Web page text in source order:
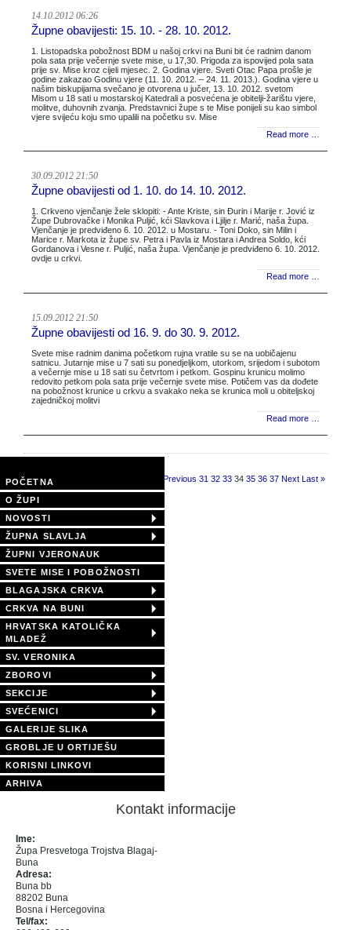
14.10.2012 06:26
Župne obavijesti: 15. 10. - 28. 10. 2012.
1. Listopadska pobožnost BDM u našoj crkvi na Buni bit će radnim danom
pola sata prije večernje svete mise, u 17,30. Prigoda za ispovijed pola sata
prije sv. Mise kroz cijeli mjesec. 2. Godina vjere. Sveti Otac Papa prošle je
godine zakazao Godinu vjere (11. 10. 2012. – 24. 11. 2013.). Godina vjere u
našim biskupijama svečano je otvorena u jučer, 13. 10. 2012. svetom
Misom u 18 sati u mostarskoj Katedrali a posvećena je obitelji-žarištu vjere,
molitve, duhovnih zvanja. Predstavnici župe s te Mise ponijeli su kao simbol
vjere svijeću koju smo upalili na početku sv. Mise
Read more …
30.09.2012 21:50
Župne obavijesti od 1. 10. do 14. 10. 2012.
1. Crkveno vjenčanje žele sklopiti: - Ante Kriste, sin Đurin i Marije r. Jović iz
Župe Dubrovačke i Monika Puljić, kći Slavkova i Ljilje r. Marić, naša župa.
Vjenčanje je predviđeno 6. 10. 2012. u Mostaru. - Toni Doko, sin Milin i
Marice r. Markota iz župe sv. Petra i Pavla iz Mostara i Andrea Soldo, kći
Gordanova i Vesne r. Puljić, naša župa. Vjenčanje je predviđeno 6. 10. 2012.
ovdje u crkvi.
Read more …
15.09.2012 21:50
Župne obavijesti od 16. 9. do 30. 9. 2012.
Svete mise radnim danima početkom rujna vratile su se na uobičajenu
satnicu. Jutarnje mise u 7 sati su ponedjeljkom, utorkom, srijedom i subotom
a večernje mise u 18 sati su četvrtom i petkom. Gospinu krunicu molimo
redovito petkom pola sata prije večernje svete mise. Potičem vas da dođete
na pobožnost krunice u crkvu a svakako neka se krunica moli u obiteljskoj
zajedničkoj molitvi
Read more …
Previous 31 32 33 34 35 36 37 Next Last »
POČETNA
O ŽUPI
NOVOSTI
ŽUPNA SLAVLJA
ŽUPNI VJERONAUK
SVETE MISE I POBOŽNOSTI
BLAGAJSKA CRKVA
CRKVA NA BUNI
HRVATSKA KATOLIČKA
MLADEŽ
SV. VERONIKA
ZBOROVI
SEKCIJE
SVEĆENICI
GALERIJE SLIKA
GROBLJE U ORTIJEŠU
KORISNI LINKOVI
ARHIVA
Kontakt informacije
Ime:
Župa Presvetoga Trojstva Blagaj-
Buna
Adresa:
Buna bb
88202 Buna
Bosna i Hercegovina
Tel/fax: